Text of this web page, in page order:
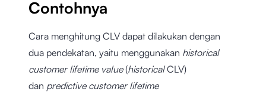
Contohnya
Cara menghitung CLV dapat dilakukan dengan
dua pendekatan, yaitu menggunakan historical
customer lifetime value(historicalCLV)
dan predictive customer lifetime